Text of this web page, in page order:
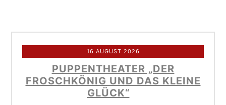
16 AUGUST 2026
PUPPENTHEATER „DER
FROSCHKÖNIG UND DAS KLEINE
GLÜCK“